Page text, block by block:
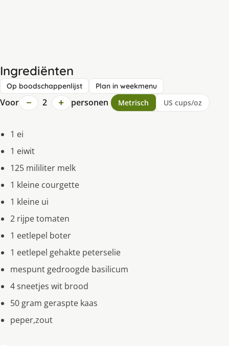
Ingrediënten
Op boodschappenlijst Plan in weekmenu
Voor − 2 + personen Metrisch US cups/oz
1 ei
1 eiwit
125 mililiter melk
1 kleine courgette
1 kleine ui
2 rijpe tomaten
1 eetlepel boter
1 eetlepel gehakte peterselie
mespunt gedroogde basilicum
4 sneetjes wit brood
50 gram geraspte kaas
peper,zout